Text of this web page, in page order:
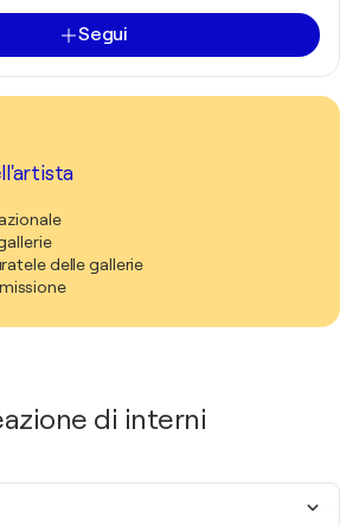
Segui
delle gallerie
di interni